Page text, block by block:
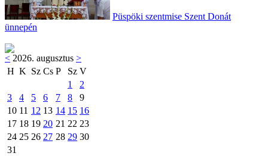
Püspöki szentmise Szent Donát
ünnepén
< 2026. augusztus >
H K Sz Cs P Sz V
1
2
3
4 5 6 7 8
9
10 11 12 13 14 15 16
17 18 19 20 21 22 23
24 25 26 27 28 29 30
31